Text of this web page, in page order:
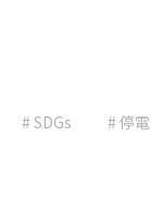
# SDGs # 停電